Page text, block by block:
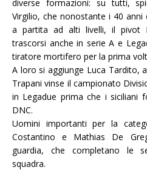
diverse formazioni: su tutti,
Virgilio, che nonostante i 40
a partita ad alti livelli, il pivot
trascorsi anche in serie A e
tiratore mortifero per la prima
A loro si aggiunge Luca Tardito,
Trapani vinse il campionato
in Legadue prima che i siciliani
DNC.
Uomini importanti per la
Costantino e Mathias De
guardia, che completano le
squadra.